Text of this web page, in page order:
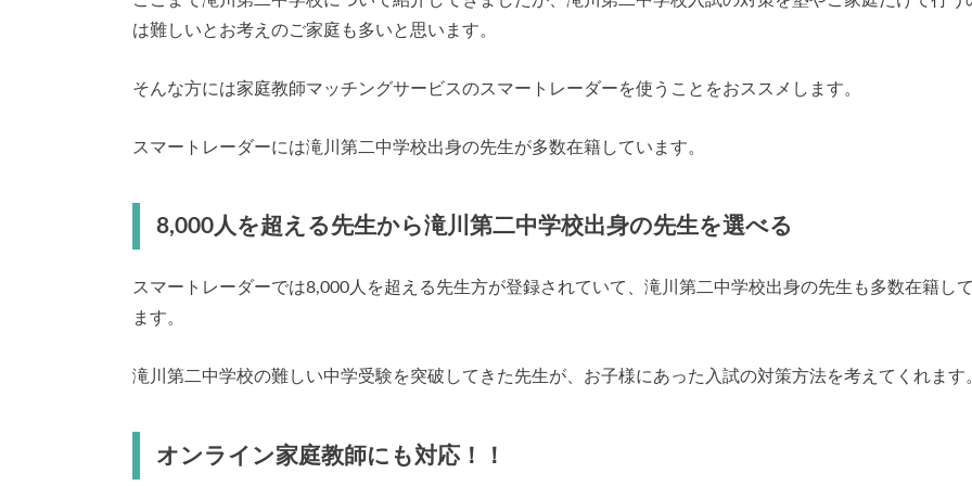
は難しいとお考えのご家庭も多いと思います。
そんな方には家庭教師マッチングサービスのスマートレーダーを使うことをおススメします。
スマートレーダーには滝川第二中学校出身の先生が多数在籍しています。
8,000人を超える先生から滝川第二中学校出身の先生を選べる
スマートレーダーでは8,000人を超える先生方が登録されていて、滝川第二中学校出身の先生も多数在籍し
ます。
滝川第二中学校の難しい中学受験を突破してきた先生が、お子様にあった入試の対策方法を考えてくれます
オンライン家庭教師にも対応！！